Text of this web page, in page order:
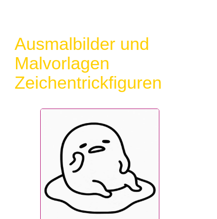
Ausmalbilder und
Malvorlagen
Zeichentrickfiguren